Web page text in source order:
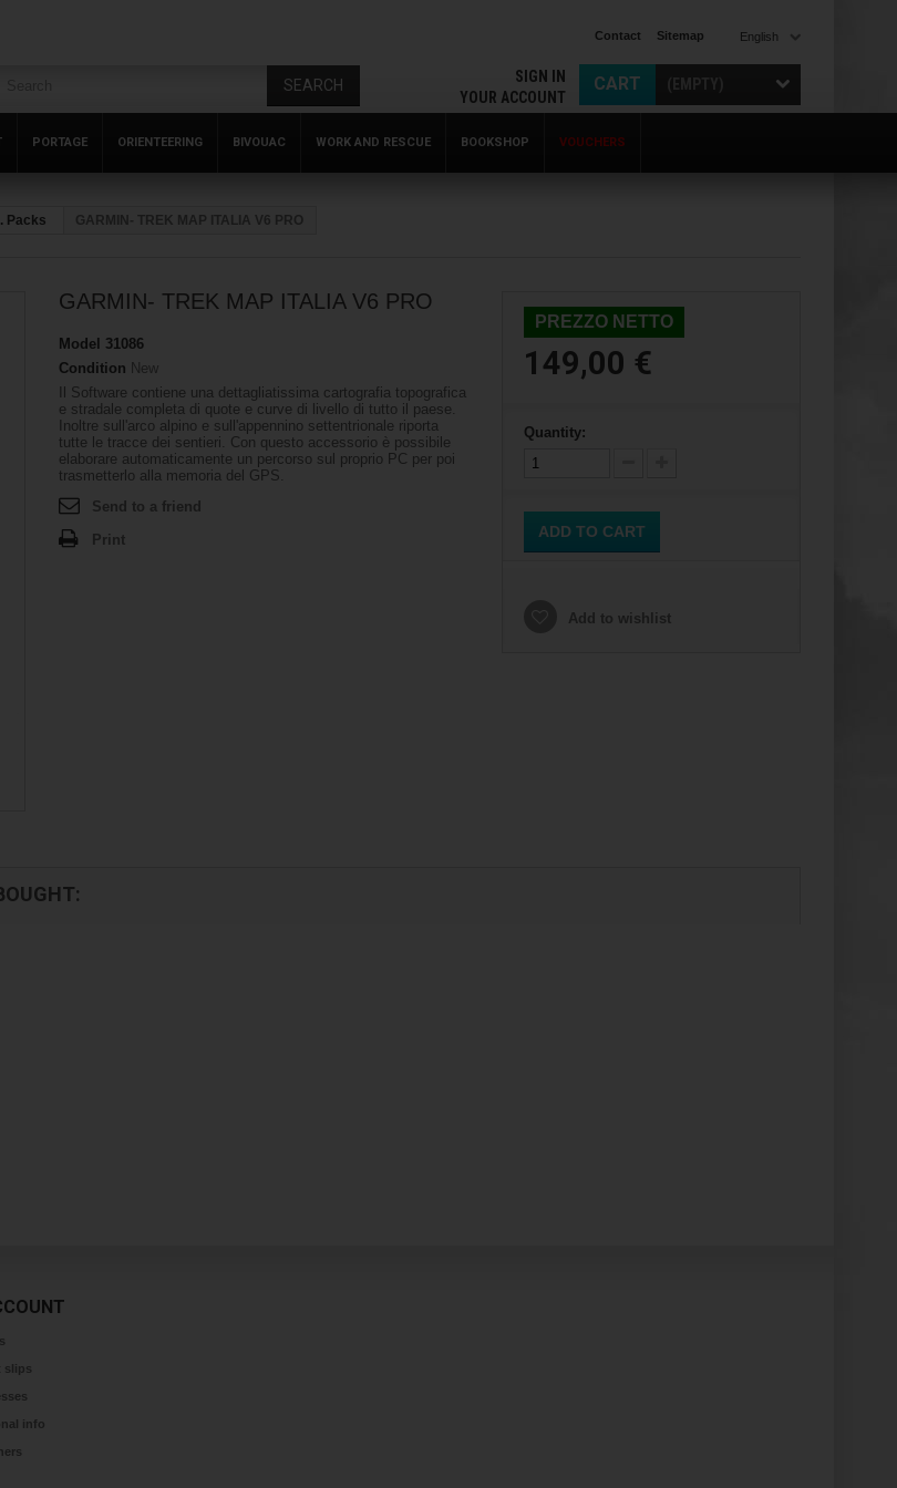
English
Contact Sitemap
CART
SIGN IN
YOUR ACCOUNT
SEARCH
PORTAGE ORIENTEERING BIVOUAC WORK AND RESCUE BOOKSHOP VOUCHERS
Packs GARMIN- TREK MAP ITALIA V6 PRO
GARMIN- TREK MAP ITALIA V6 PRO
Model 31086
Condition New
Il Software contiene una dettagliatissima cartografia topografica
e stradale completa di quote e curve di livello di tutto il paese.
Inoltre sull'arco alpino e sull'appennino settentrionale riporta
tutte le tracce dei sentieri. Con questo accessorio è possibile
elaborare automaticamente un percorso sul proprio PC per poi
trasmetterlo alla memoria del GPS.
Send to a friend
Print
PREZZO NETTO
149,00 €
Quantity:
ADD TO CART
Add to wishlist
slips
info